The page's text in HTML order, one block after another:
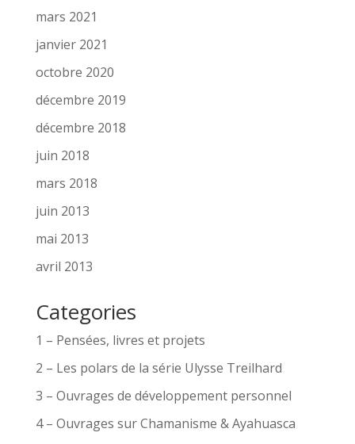
mars 2021
janvier 2021
octobre 2020
décembre 2019
décembre 2018
juin 2018
mars 2018
juin 2013
mai 2013
avril 2013
Categories
1 – Pensées, livres et projets
2 – Les polars de la série Ulysse Treilhard
3 – Ouvrages de développement personnel
4 – Ouvrages sur Chamanisme & Ayahuasca